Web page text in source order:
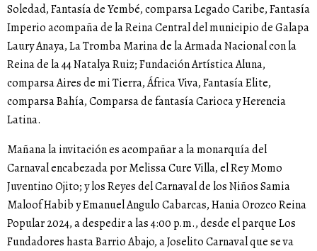
Soledad, Fantasía de Yembé, comparsa Legado Caribe, Fantasía
Imperio acompaña de la Reina Central del municipio de Galapa
Laury Anaya, La Tromba Marina de la Armada Nacional con la
Reina de la 44 Natalya Ruiz; Fundación Artística Aluna,
comparsa Aires de mi Tierra, África Viva, Fantasía Elite,
comparsa Bahía, Comparsa de fantasía Carioca y Herencia
Latina.
Mañana la invitación es acompañar a la monarquía del
Carnaval encabezada por Melissa Cure Villa, el Rey Momo
Juventino Ojito; y los Reyes del Carnaval de los Niños Samia
Maloof Habib y Emanuel Angulo Cabarcas, Hania Orozco Reina
Popular 2024, a despedir a las 4:00 p.m., desde el parque Los
Fundadores hasta Barrio Abajo, a Joselito Carnaval que se va